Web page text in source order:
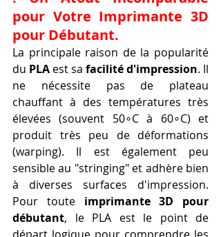
pour Votre Imprimante 3D
pour Débutant.
La principale raison de la popularité
du PLA est sa facilité d'impression. Il
ne nécessite pas de plateau
chauffant à des températures très
élevées (souvent 50∘C à 60∘C) et
produit très peu de déformations
(warping). Il est également peu
sensible au "stringing" et adhère bien
à diverses surfaces d'impression.
Pour toute imprimante 3D pour
débutant, le PLA est le point de